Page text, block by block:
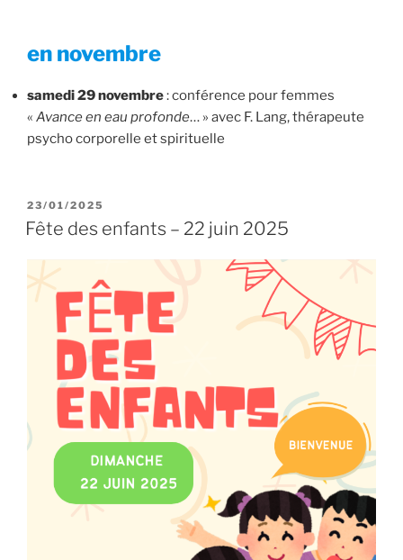
en novembre
samedi 29 novembre: conférence pour femmes
« Avance en eau profonde… » avec F. Lang, thérapeute
psycho corporelle et spirituelle
PUBLIÉ
LE
23/01/2025
Fête des enfants – 22 juin 2025